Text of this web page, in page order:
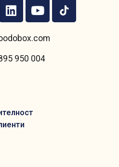
950 004